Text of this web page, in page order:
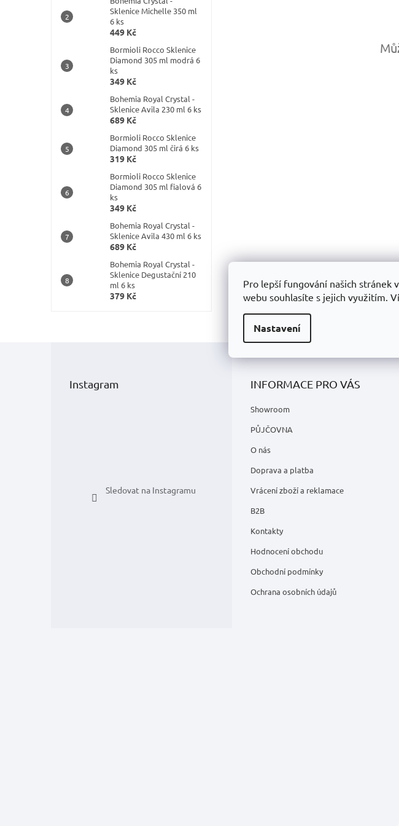
Pro lepší fungování našich stránek
webu souhlasíte s jejich využitím.
Nastavení
Sklenice Michelle 350 ml
6 ks
449 Kč
Bormioli Rocco Sklenice
Diamond 305 ml modrá 6
ks
349 Kč
Bohemia Royal Crystal -
Sklenice Avila 230 ml 6 ks
689 Kč
Bormioli Rocco Sklenice
Diamond 305 ml čirá 6 ks
319 Kč
Bormioli Rocco Sklenice
Diamond 305 ml fialová 6
ks
349 Kč
Bohemia Royal Crystal -
Sklenice Avila 430 ml 6 ks
689 Kč
Bohemia Royal Crystal -
Sklenice Degustační 210
ml 6 ks
379 Kč
Instagram
Sledovat na Instagramu
INFORMACE PRO VÁS
Showroom
PŮJČOVNA
O nás
Doprava a platba
Vrácení zboží a reklamace
B2B
Kontakty
Hodnocení obchodu
Obchodní podmínky
Ochrana osobních údajů